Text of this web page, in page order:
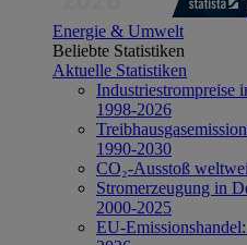
Energie & Umwelt
Beliebte Statistiken
Aktuelle Statistiken
Industriestrompreise
1998-2026
1990-2030
CO₂-Ausstoß
Stromerzeugung in
2000-2025
EU-